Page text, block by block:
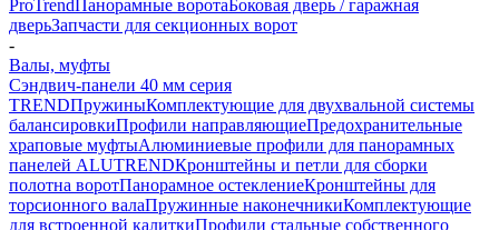
ProTrendПанорамные воротаБоковая дверь / гаражная
дверьЗапчасти для секционных ворот
-
Валы, муфты
Сэндвич-панели 40 мм серия
TRENDПружиныКомплектующие для двухвальной системы
балансировкиПрофили направляющиеПредохранительные
храповые муфтыАлюминиевые профили для панорамных
панелей ALUTRENDКронштейны и петли для сборки
полотна воротПанорамное остеклениеКронштейны для
торсионного валаПружинные наконечникиКомплектующие
для встроенной калиткиПрофили стальные собственного